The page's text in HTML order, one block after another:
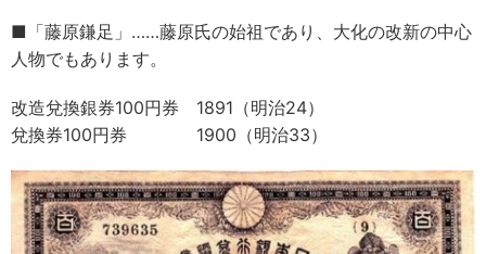
■「藤原鎌足」……藤原氏の始祖であり、大化の改新の中心
人物でもあります。
改造兌換銀券100円券 1891（明治24）
兌換券100円券 1900（明治33）